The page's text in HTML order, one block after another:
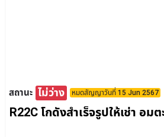
สถานะ ไม่ว่าง หมดสัญญาวันที่ 15 Jun 2567
R22C โกดังสำเร็จรูปให้เช่า อม